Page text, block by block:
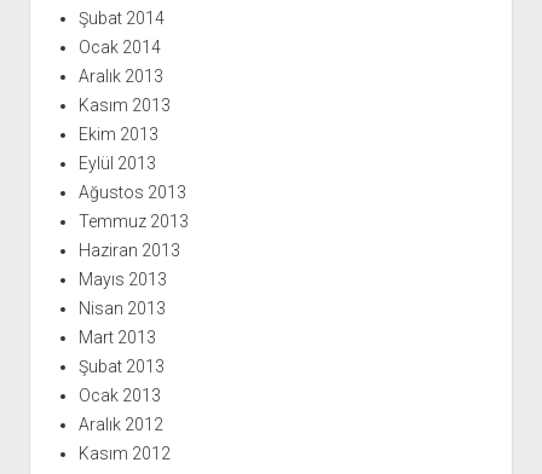
Şubat 2014
Ocak 2014
Aralık 2013
Kasım 2013
Ekim 2013
Eylül 2013
Ağustos 2013
Temmuz 2013
Haziran 2013
Mayıs 2013
Nisan 2013
Mart 2013
Şubat 2013
Ocak 2013
Aralık 2012
Kasım 2012